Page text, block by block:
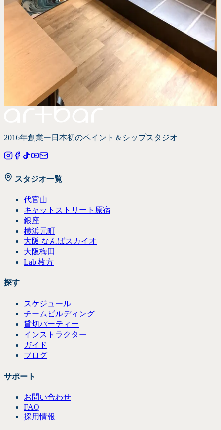
2016年創業ー日本初のペイント＆シップスタジオ
スタジオ一覧
代官山
キャットストリート原宿
銀座
横浜元町
大阪 なんばスカイオ
大阪梅田
Lab 枚方
探す
スケジュール
チームビルディング
貸切パーティー
インストラクター
ガイド
ブログ
サポート
お問い合わせ
FAQ
採用情報